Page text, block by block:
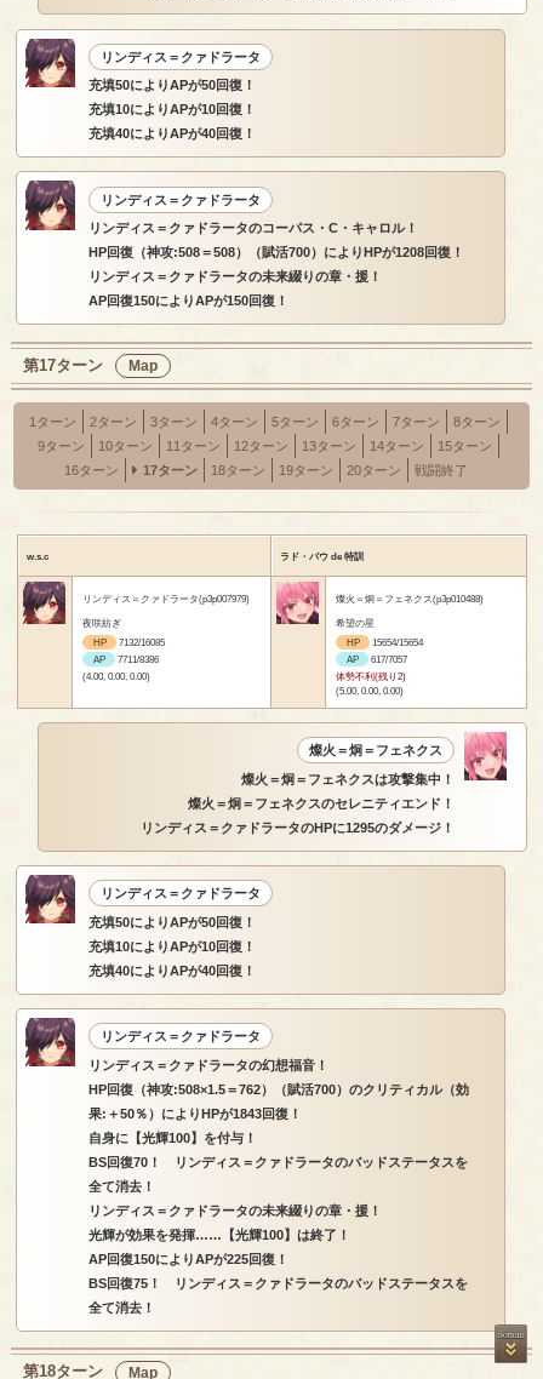
リンディス＝クァドラータ
充填50によりAPが50回復！
充填10によりAPが10回復！
充填40によりAPが40回復！
リンディス＝クァドラータ
リンディス＝クァドラータのコーパス・C・キャロル！
HP回復（神攻:508＝508）（賦活700）によりHPが1208回復！
リンディス＝クァドラータの未来綴りの章・援！
AP回復150によりAPが150回復！
第17ターン Map
1ターン 2ターン 3ターン 4ターン 5ターン 6ターン 7ターン
8ターン
9ターン
10ターン 11ターン 12ターン 13ターン 14ターン
15ターン
16ターン
17ターン 18ターン 19ターン 20ターン 戦闘終了
w.s.c ラド・バウ de 特訓
リンディス＝クァドラータ(p3p007979)
夜咲紡ぎ
HP
7132/16085
AP
7711/8386
(4.00, 0.00, 0.00)
燦火＝炯＝フェネクス(p3p010488)
希望の星
HP
15654/15654
AP
617/7057
体勢不利(残り2)
(5.00, 0.00, 0.00)
燦火＝炯＝フェネクス
燦火＝炯＝フェネクスは攻撃集中！
燦火＝炯＝フェネクスのセレニティエンド！
リンディス＝クァドラータのHPに1295のダメージ！
リンディス＝クァドラータ
充填50によりAPが50回復！
充填10によりAPが10回復！
充填40によりAPが40回復！
リンディス＝クァドラータ
リンディス＝クァドラータの幻想福音！
HP回復（神攻:508×1.5＝762）（賦活700）のクリティカル（効
果:＋50％）によりHPが1843回復！
自身に【光輝100】を付与！
BS回復70！ リンディス＝クァドラータのバッドステータスを
全て消去！
リンディス＝クァドラータの未来綴りの章・援！
光輝が効果を発揮……【光輝100】は終了！
AP回復150によりAPが225回復！
BS回復75！ リンディス＝クァドラータのバッドステータスを
全て消去！
第18ターン Map